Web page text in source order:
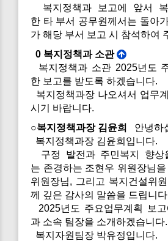
복지정책과 보고에 앞서 복
한 타 부서 공무원께서는 돌아
가 해당 부서 보고 시 참석하여
0 복지정책과 소관
복지정책과 소관 2025년도
한 보고를 받도록 하겠습니다.
복지정책과장 나오셔서 업무
시기 바랍니다.
○복지정책과장 김윤희
안녕하
복지정책과장 김윤희입니다.
구정 발전과 주민복지 향상
는 존경하는 조현우 위원장님
위원장님, 그리고 복지건설위
께 깊은 감사의 말씀을 드립니
2025년도 주요업무계획 보
과 소속 팀장을 소개하겠습니다.
복지자원팀장 박유정입니다.